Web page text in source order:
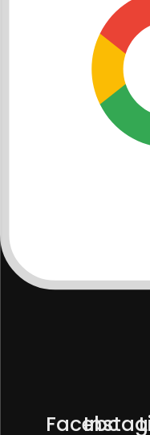
Facebook